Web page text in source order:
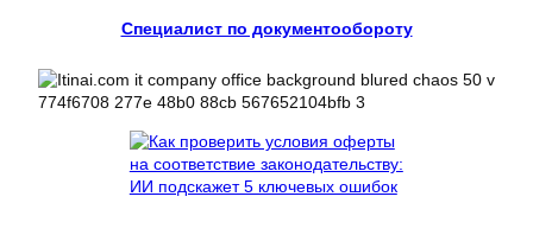
Специалист по документообороту